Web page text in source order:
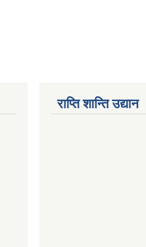
राप्ति शान्ति उद्यान